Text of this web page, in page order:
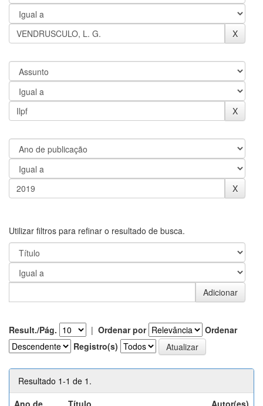
Utilizar filtros para refinar o resultado de busca.
Result./Pág. | Ordenar por
Ordenar
Registro(s)
Resultado 1-1 de 1.
Ano de
Título Autor(es)